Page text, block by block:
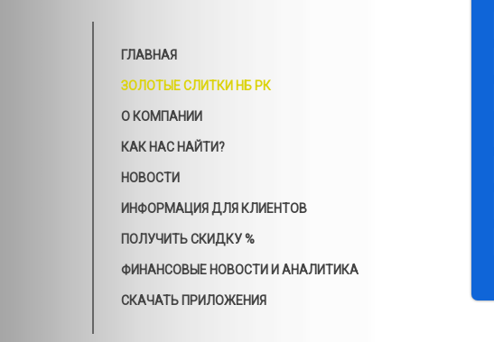
ГЛАВНАЯ
ЗОЛОТЫЕ СЛИТКИ НБ РК
О КОМПАНИИ
КАК НАС НАЙТИ?
НОВОСТИ
ИНФОРМАЦИЯ ДЛЯ КЛИЕНТОВ
ПОЛУЧИТЬ СКИДКУ %
ФИНАНСОВЫЕ НОВОСТИ И АНАЛИТИКА
СКАЧАТЬ ПРИЛОЖЕНИЯ